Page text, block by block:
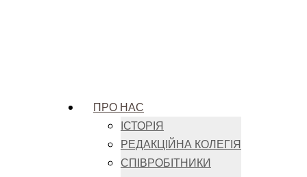
ПРО НАС
ІСТОРІЯ
РЕДАКЦІЙНА КОЛЕГІЯ
СПІВРОБІТНИКИ